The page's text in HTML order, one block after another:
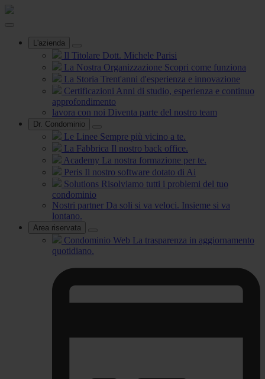
L'azienda
Il Titolare Dott. Michele Parisi
La Nostra Organizzazione Scopri come funziona
La Storia Trent'anni d'esperienza e innovazione
Certificazioni Anni di studio, esperienza e continuo
approfondimento
lavora con noi Diventa parte del nostro team
Dr. Condominio
Le Linee Sempre più vicino a te.
La Fabbrica Il nostro back office.
Academy La nostra formazione per te.
Peris Il nostro software dotato di Ai
Solutions Risolviamo tutti i problemi del tuo
condominio
Nostri partner Da soli si va veloci. Insieme si va
lontano.
Area riservata
Condominio Web La trasparenza in aggiornamento
quotidiano.